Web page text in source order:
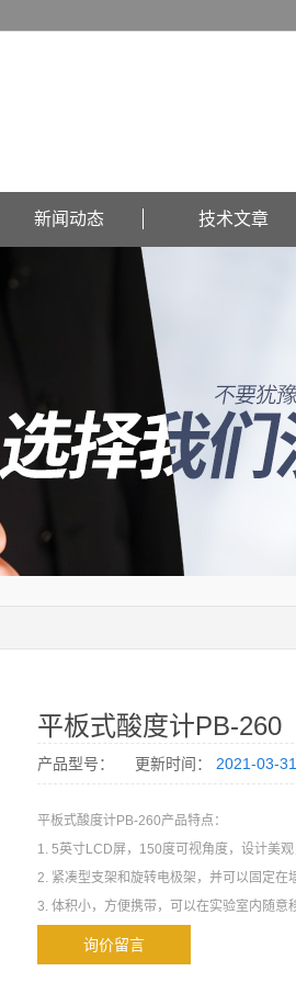
新闻动态 技术文章
平板式酸度计PB-260
产品型号： 更新时间： 2021-03-31
平板式酸度计PB-260产品特点：
1. 5英寸LCD屏，150度可视角度，设计美观
2. 紧凑型支架和旋转电极架，并可以固定在
3. 体积小，方便携带，可以在实验室内随意
询价留言